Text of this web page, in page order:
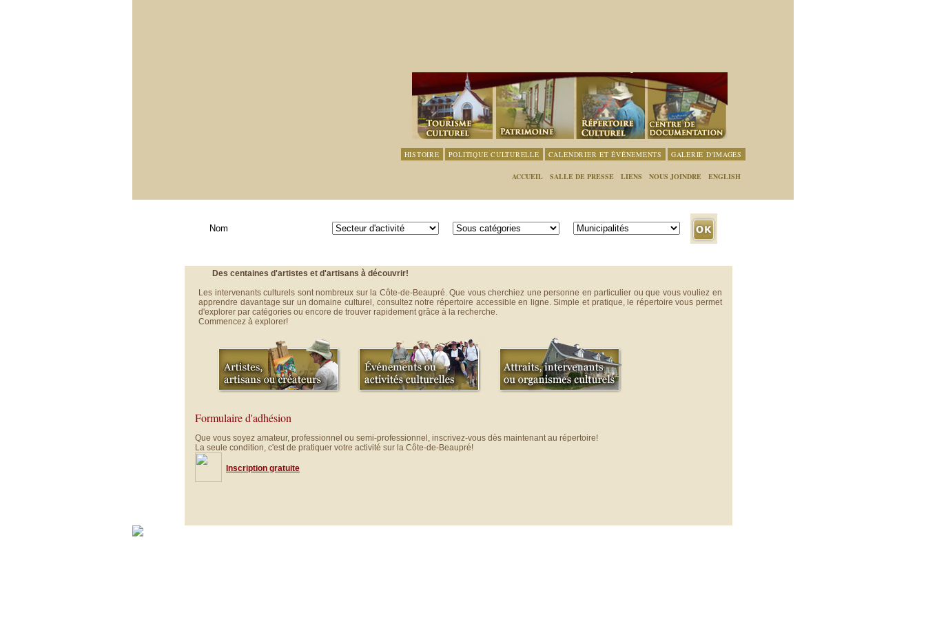
HISTOIRE POLITIQUE CULTURELLE CALENDRIER ET ÉVÉNEMENTS GALERIE D'IMAGES
ACCUEIL SALLE DE PRESSE LIENS NOUS JOINDRE ENGLISH
Des centaines d'artistes et d'artisans à découvrir!
Les intervenants culturels sont nombreux sur la Côte-de-Beaupré. Que vous cherchiez une personne en particulier ou que vous vouliez en
apprendre davantage sur un domaine culturel, consultez notre répertoire accessible en ligne. Simple et pratique, le répertoire vous permet
d'explorer par catégories ou encore de trouver rapidement grâce à la recherche.
Commencez à explorer!
Formulaire d'adhésion
Que vous soyez amateur, professionnel ou semi-professionnel, inscrivez-vous dès maintenant au répertoire!
La seule condition, c'est de pratiquer votre activité sur la Côte-de-Beaupré!
Inscription gratuite